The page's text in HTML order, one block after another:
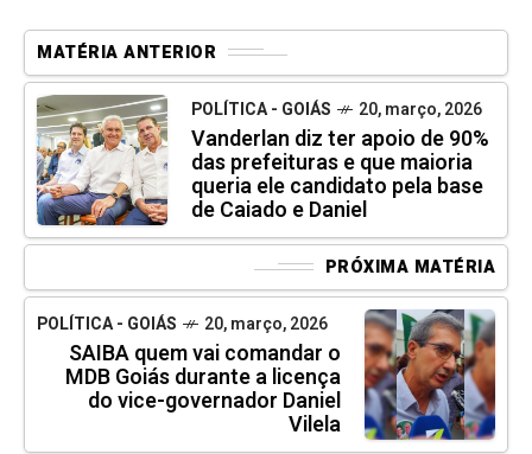
MATÉRIA ANTERIOR
POLÍTICA - GOIÁS 20, março, 2026
Vanderlan diz ter apoio de 90%
das prefeituras e que maioria
queria ele candidato pela base
de Caiado e Daniel
PRÓXIMA MATÉRIA
POLÍTICA - GOIÁS 20, março, 2026
SAIBA quem vai comandar o
MDB Goiás durante a licença
do vice-governador Daniel
Vilela